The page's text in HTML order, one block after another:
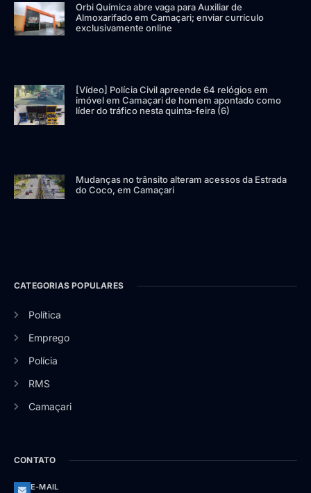
Orbi Química abre vaga para Auxiliar de
Almoxarifado em Camaçari; enviar currículo
exclusivamente online
[Vídeo] Polícia Civil apreende 64 relógios em
imóvel em Camaçari de homem apontado como
líder do tráfico nesta quinta-feira (6)
Mudanças no trânsito alteram acessos da Estrada
do Coco, em Camaçari
CATEGORIAS POPULARES
Política
Emprego
Polícia
RMS
Camaçari
CONTATO
E-MAIL